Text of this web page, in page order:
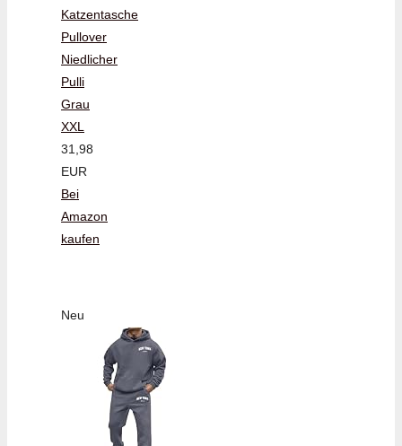
Katzentasche
Pullover
Niedlicher
Pulli
Grau
XXL
31,98
EUR
Bei
Amazon
kaufen
Neu